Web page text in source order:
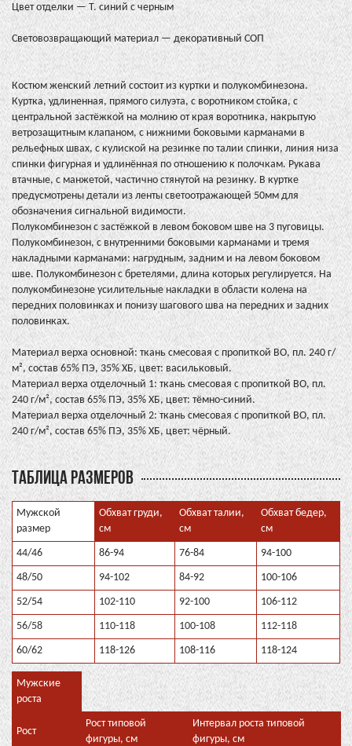
Цвет отделки — Т. синий с черным
Световозвращающий материал — декоративный СОП
Костюм женский летний состоит из куртки и полукомбинезона.
Куртка, удлиненная, прямого силуэта, с воротником стойка, с
центральной застёжкой на молнию от края воротника, накрытую
ветрозащитным клапаном, с нижними боковыми карманами в
рельефных швах, с кулиской на резинке по талии спинки, линия низа
спинки фигурная и удлинённая по отношению к полочкам. Рукава
втачные, с манжетой, частично стянутой на резинку. В куртке
предусмотрены детали из ленты светоотражающей 50мм для
обозначения сигнальной видимости.
Полукомбинезон с застёжкой в левом боковом шве на 3 пуговицы.
Полукомбинезон, с внутренними боковыми карманами и тремя
накладными карманами: нагрудным, задним и на левом боковом
шве. Полукомбинезон с бретелями, длина которых регулируется. На
полукомбинезоне усилительные накладки в области колена на
передних половинках и понизу шагового шва на передних и задних
половинках.
Материал верха основной: ткань смесовая с пропиткой ВО, пл. 240 г/
м², состав 65% ПЭ, 35% ХБ, цвет: васильковый.
Материал верха отделочный 1: ткань смесовая с пропиткой ВО, пл.
240 г/м², состав 65% ПЭ, 35% ХБ, цвет: тёмно-синий.
Материал верха отделочный 2: ткань смесовая с пропиткой ВО, пл.
240 г/м², состав 65% ПЭ, 35% ХБ, цвет: чёрный.
ТАБЛИЦА РАЗМЕРОВ
Мужской
размер
Обхват груди,
см
Обхват талии,
см
Обхват бедер,
см
44/46 86-94 76-84 94-100
48/50 94-102 84-92 100-106
52/54 102-110 92-100 106-112
56/58 110-118 100-108 112-118
60/62 118-126 108-116 118-124
Мужские
роста
Рост
Рост типовой
фигуры, см
Интервал роста типовой
фигуры, см